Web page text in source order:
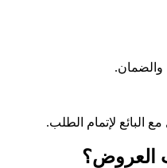
والضمان.
البائع لإتمام الطلب.
العروض؟